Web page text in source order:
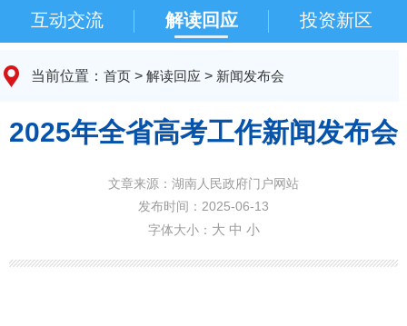
互动交流 解读回应 投资新区
当前位置： 首页 > 解读回应 > 新闻发布会
2025年全省高考工作新闻发布会
文章来源：湖南人民政府门户网站
发布时间：2025-06-13
字体大小： 大 中 小